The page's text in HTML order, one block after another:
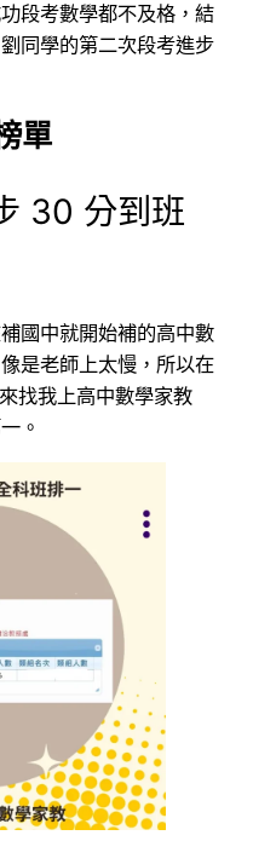
段考數學都不及格，結
同學的第二次段考進步
單
30 分到班
國中就開始補的高中數
是老師上太慢，所以在
找我上高中數學家教
。